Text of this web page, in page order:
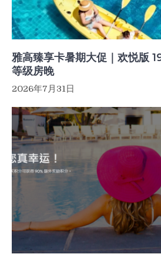
雅高臻享卡暑期大促｜欢悦版
等级房晚
2026年7月31日